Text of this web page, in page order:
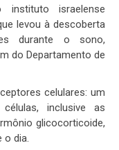
instituto israelense
levou à descoberta
durante o sono,
do Departamento de
celulares: um
inclusive as
glicocorticoide,
o dia.